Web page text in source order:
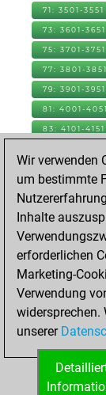
71: 3501-3551
73: 3601-3651
75: 3701-3751
77: 3801-3851
79: 3901-3951
81: 4001-4051
83: 4101-4151
91: 4501-4551
97: 4801-4851
99: 4901-4951
101: 5001-
103: 5101-5151
107: 5301-
Wir verwenden
um bestimmte
Inhalte
erforderlichen
Marketing-
Verwendung
widersprechen.
unserer